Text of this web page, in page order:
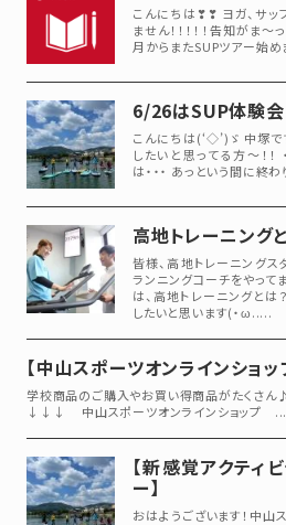
こんにちは❣❣ ヨガ、サ
ません！！！！！告知がま
月からまたSUPツアー始め
6/26はSUP体験会！
こんにちは(‘◇’)ゞ 中塚で
したいと思ってる方～！！
は・・・ あっという間に終
高地トレーニング
皆様、高地トレーニングス
ランニングコーチをやって
は、高地トレーニングと
したいと思います(・ω.....
【中山スポーツオンラインショッ
学校商品のご購入やお買い得商品がたくさん
↓↓↓ 中山スポーツオンラインショップ
【新感覚アクティ
ー】
おはようございます！中